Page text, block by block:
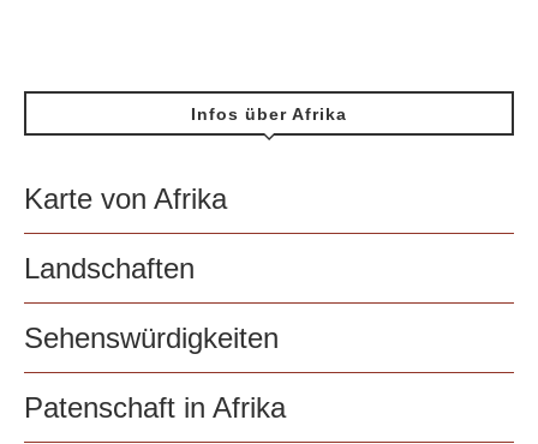
Infos über Afrika
Karte von Afrika
Landschaften
Sehenswürdigkeiten
Patenschaft in Afrika